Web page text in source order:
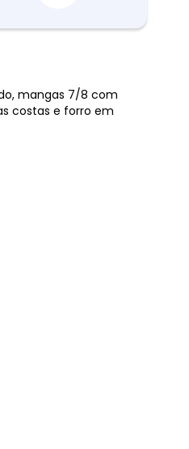
mangas 7/8 com
costas e forro em